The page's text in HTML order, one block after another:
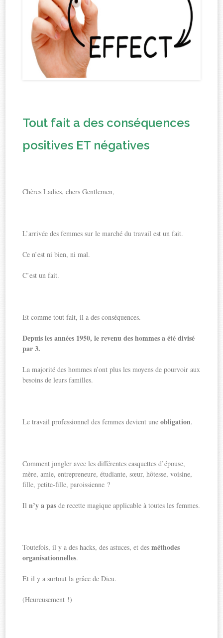
Tout fait a des conséquences
positives ET négatives
Chères Ladies, chers Gentlemen,
L’arrivée des femmes sur le marché du travail est un fait.
Ce n’est ni bien, ni mal.
C’est un fait.
Et comme tout fait, il a des conséquences.
Depuis les années 1950, le revenu des hommes a été divisé
par 3.
La majorité des hommes n’ont plus les moyens de pourvoir aux
besoins de leurs familles.
Le travail professionnel des femmes devient uneobligation.
Comment jongler avec les différentes casquettes d’épouse,
mère, amie, entrepreneure, étudiante, sœur, hôtesse, voisine,
fille, petite-fille, paroissienne ?
Iln’y a pas de recette magique applicable à toutes les femmes.
Toutefois, il y a des hacks, des astuces, et desméthodes
organisationnelles.
Et il y a surtout la grâce de Dieu.
(Heureusement !)